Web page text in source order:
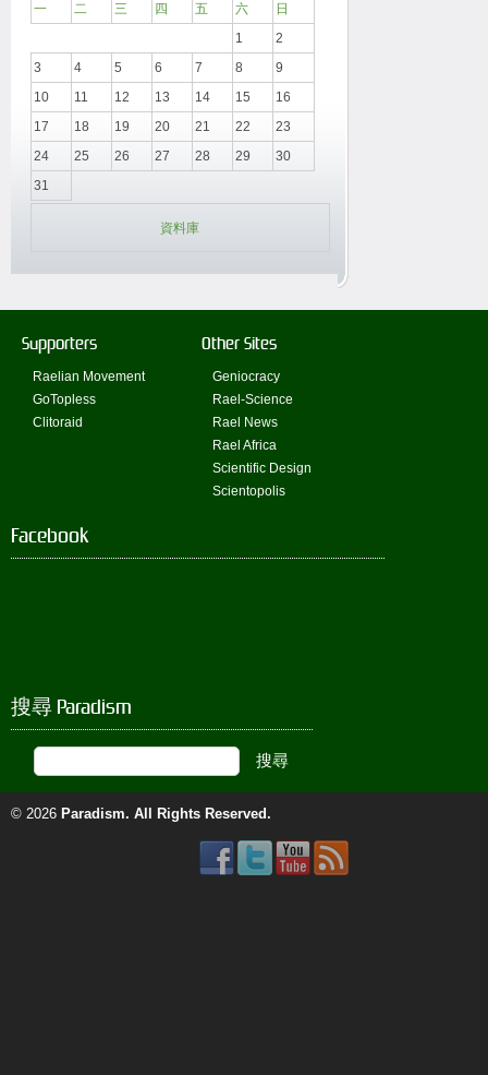
一 二 三 四 五 六
日
1
2
3
4 5 6 7 8
9
10
11 12 13 14 15
16
17
18 19 20 21 22
23
24
25 26 27 28 29
30
31
資料庫
Supporters
Raelian Movement
GoTopless
Clitoraid
Other Sites
Geniocracy
Rael-Science
Rael News
Rael Africa
Scientific Design
Scientopolis
Facebook
搜尋 Paradism
© 2026 Paradism. All Rights Reserved.